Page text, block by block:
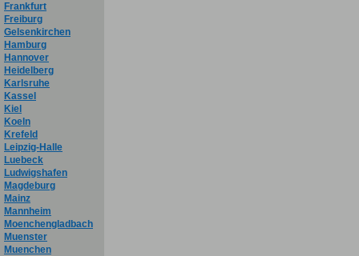
Frankfurt
Freiburg
Gelsenkirchen
Hamburg
Hannover
Heidelberg
Karlsruhe
Kassel
Kiel
Koeln
Krefeld
Leipzig-Halle
Luebeck
Ludwigshafen
Magdeburg
Mainz
Mannheim
Moenchengladbach
Muenster
Muenchen